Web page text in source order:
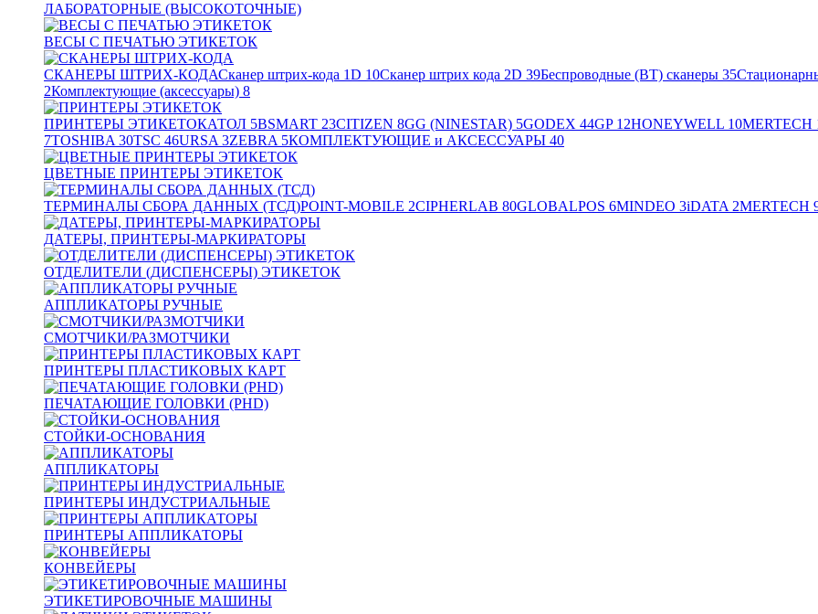
ЛАБОРАТОРНЫЕ (ВЫСОКОТОЧНЫЕ)
ВЕСЫ С ПЕЧАТЬЮ ЭТИКЕТОК
СКАНЕРЫ ШТРИХ-КОДАСканер штрих-кода 1D 10Сканер штрих кода 2D 39Беспроводные (BT) сканеры 35
2Комплектующие (аксессуары) 8
ПРИНТЕРЫ ЭТИКЕТОКАТОЛ 5BSMART 23CITIZEN 8GG (NINESTAR) 5GODEX 44GP12HONEYWELL 10MERTECH
7TOSHIBA 30TSC 46URSA 3ZEBRA 5КОМПЛЕКТУЮЩИЕ и АКСЕССУАРЫ 40
ЦВЕТНЫЕ ПРИНТЕРЫ ЭТИКЕТОК
ТЕРМИНАЛЫ СБОРА ДАННЫХ (ТСД)POINT-MOBILE 2CIPHERLAB 80GLOBALPOS 6MINDEO 3iDATA 2MERTECH
ДАТЕРЫ, ПРИНТЕРЫ-МАРКИРАТОРЫ
ОТДЕЛИТЕЛИ (ДИСПЕНСЕРЫ) ЭТИКЕТОК
АППЛИКАТОРЫ РУЧНЫЕ
СМОТЧИКИ/РАЗМОТЧИКИ
ПРИНТЕРЫ ПЛАСТИКОВЫХ КАРТ
ПЕЧАТАЮЩИЕ ГОЛОВКИ (PHD)
СТОЙКИ-ОСНОВАНИЯ
АППЛИКАТОРЫ
ПРИНТЕРЫ ИНДУСТРИАЛЬНЫЕ
ПРИНТЕРЫ АППЛИКАТОРЫ
КОНВЕЙЕРЫ
ЭТИКЕТИРОВОЧНЫЕ МАШИНЫ